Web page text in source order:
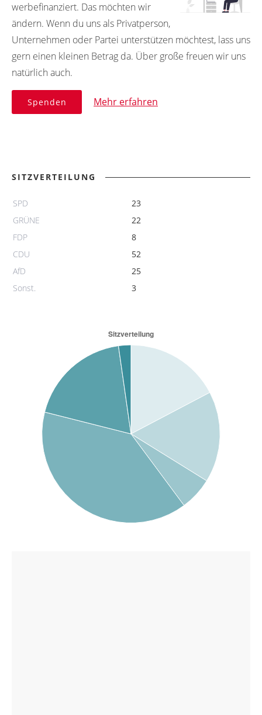
werbefinanziert. Das möchten wir
ändern. Wenn du uns als Privatperson,
Unternehmen oder Partei unterstützen möchtest, lass uns
gern einen kleinen Betrag da. Über große freuen wir uns
natürlich auch.
Spenden Mehr erfahren
SITZVERTEILUNG
SPD
23
GRÜNE
22
FDP
8
CDU
52
AfD
25
Sonst.
3